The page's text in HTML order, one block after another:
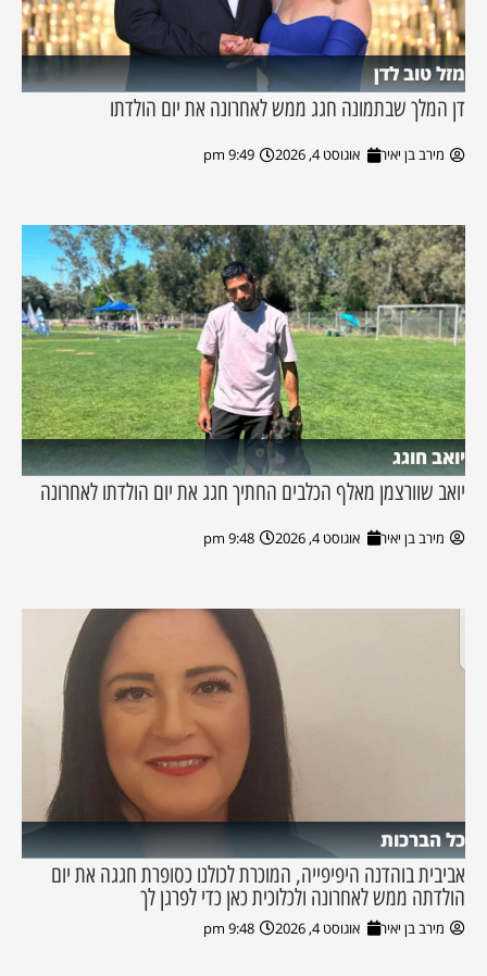
מזל טוב לדן
דן המלך שבתמונה חגג ממש לאחרונה את יום הולדתו
מירב בן יאיר אוגוסט 4, 2026 9:49 pm
יואב חוגג
יואב שוורצמן מאלף הכלבים החתיך חגג את יום הולדתו לאחרונה
מירב בן יאיר אוגוסט 4, 2026 9:48 pm
כל הברכות
אביבית בוהדנה היפיפייה, המוכרת לכולנו כסופרת חגגה את יום
הולדתה ממש לאחרונה ולכלוכית כאן כדי לפרגן לך
מירב בן יאיר אוגוסט 4, 2026 9:48 pm